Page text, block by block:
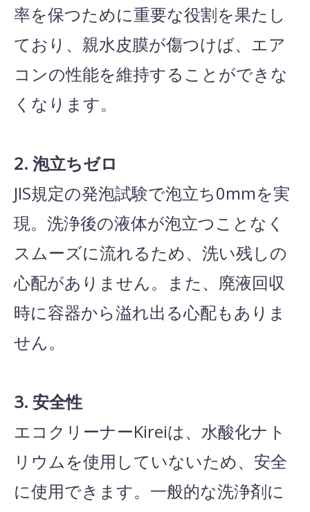
率を保つために重要な役割を果たし
ており、親水皮膜が傷つけば、エア
コンの性能を維持することができな
くなります。
2. 泡立ちゼロ
JIS規定の発泡試験で泡立ち0mmを実
現。洗浄後の液体が泡立つことなく
スムーズに流れるため、洗い残しの
心配がありません。また、廃液回収
時に容器から溢れ出る心配もありま
せん。
3. 安全性
エコクリーナーKireiは、水酸化ナト
リウムを使用していないため、安全
に使用できます。一般的な洗浄剤に